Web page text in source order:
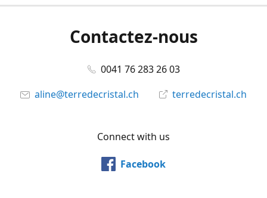
Contactez-nous
0041 76 283 26 03
aline@terredecristal.ch
terredecristal.ch
Connect with us
Facebook